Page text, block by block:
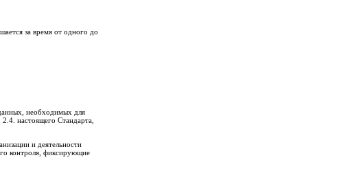
за время от одного до
необходимых для
настоящего Стандарта,
и деятельности
контроля, фиксирующие